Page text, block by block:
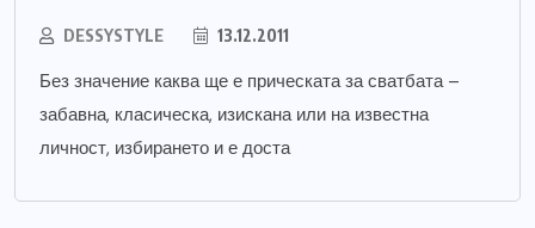
DESSYSTYLE 13.12.2011
Без значение каква ще е прическата за сватбата –
забавна, класическа, изискана или на известна
личност, избирането и е доста